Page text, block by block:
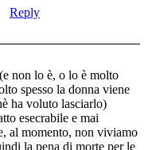
Reply
non lo è, o lo è molto
spesso la donna viene
ha voluto lasciarlo)
esecrabile e mai
al momento, non viviamo
la pena di morte per le